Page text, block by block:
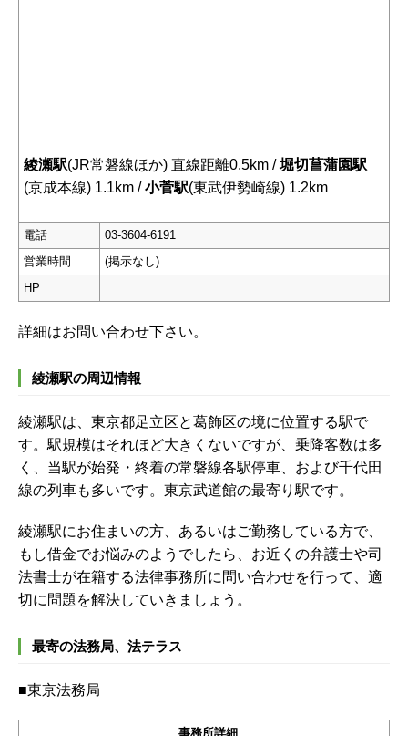
綾瀬駅(JR常磐線ほか) 直線距離0.5km /堀切菖蒲園駅
(京成本線) 1.1km /小菅駅(東武伊勢崎線) 1.2km
電話
03-3604-6191
営業時間
(掲示なし)
HP
詳細はお問い合わせ下さい。
綾瀬駅の周辺情報
綾瀬駅は、東京都足立区と葛飾区の境に位置する駅で
す。駅規模はそれほど大きくないですが、乗降客数は多
く、当駅が始発・終着の常磐線各駅停車、および千代田
線の列車も多いです。東京武道館の最寄り駅です。
綾瀬駅にお住まいの方、あるいはご勤務している方で、
もし借金でお悩みのようでしたら、お近くの弁護士や司
法書士が在籍する法律事務所に問い合わせを行って、適
切に問題を解決していきましょう。
最寄の法務局、法テラス
■東京法務局
事務所詳細